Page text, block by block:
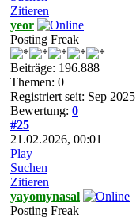
Zitieren
yeor
Posting Freak
Beiträge: 196.888
Themen: 0
Registriert seit: Sep 2025
Bewertung: 0
#25
21.02.2026, 00:01
Play
Suchen
Zitieren
yayomynasal
Posting Freak